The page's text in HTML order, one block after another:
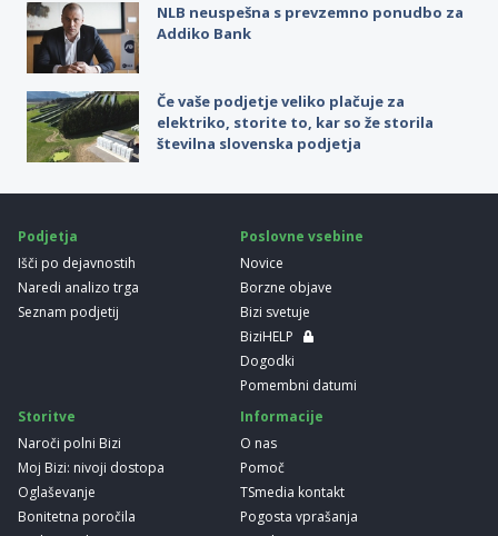
NLB neuspešna s prevzemno ponudbo za
Addiko Bank
Če vaše podjetje veliko plačuje za
elektriko, storite to, kar so že storila
številna slovenska podjetja
Podjetja
Išči po dejavnostih
Naredi analizo trga
Seznam podjetij
Poslovne vsebine
Novice
Borzne objave
Bizi svetuje
BiziHELP
Dogodki
Pomembni datumi
Storitve
Naroči polni Bizi
Moj Bizi: nivoji dostopa
Oglaševanje
Bonitetna poročila
Informacije
O nas
Pomoč
TSmedia kontakt
Pogosta vprašanja